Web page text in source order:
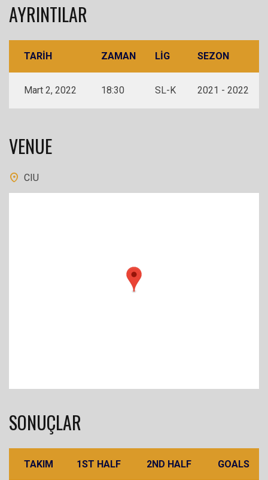
AYRINTILAR
TARIH ZAMAN LIG SEZON
Mart 2, 2022 18:30 SL-K 2021 - 2022
VENUE
CIU
SONUÇLAR
TAKIM 1ST HALF 2ND HALF GOALS